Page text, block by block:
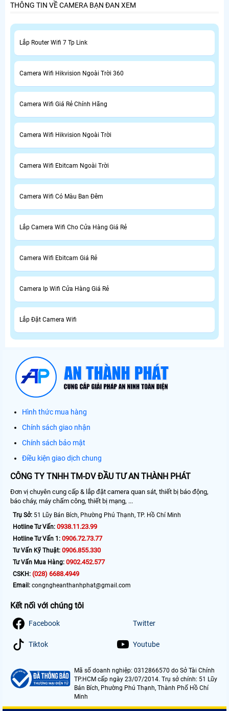
THÔNG TIN VỀ CAMERA BẠN ĐAN XEM
Lắp Router Wifi 7 Tp Link
Camera Wifi Hikvision Ngoài Trời 360
Camera Wifi Giá Rẻ Chính Hãng
Camera Wifi Hikvision Ngoài Trời
Camera Wifi Ebitcam Ngoài Trời
Camera Wifi Có Màu Ban Đêm
Lắp Camera Wifi Cho Cửa Hàng Giá Rẻ
Camera Wifi Ebitcam Giá Rẻ
Camera Ip Wifi Cửa Hàng Giá Rẻ
Lắp Đặt Camera Wifi
Hình thức mua hàng
Chính sách giao nhận
Chính sách bảo mật
Điều kiện giao dịch chung
CÔNG TY TNHH TM-DV ĐẦU TƯ AN THÀNH PHÁT
Đơn vị chuyên cung cấp & lắp đặt camera quan sát, thiết bị báo động,
báo cháy, máy chấm công, thiết bị mạng, ...
Trụ Sở: 51 Lũy Bán Bích, Phường Phú Thạnh, TP. Hồ Chí Minh
Hotline Tư Vấn: 0938.11.23.99
Hotline Tư Vấn 1: 0906.72.73.77
Tư Vấn Kỹ Thuật: 0906.855.330
Tư Vấn Mua Hàng: 0902.452.577
CSKH: (028) 6688.4949
Email: congngheanthanhphat@gmail.com
Kết nối với chúng tôi
Facebook Twitter
Tiktok Youtube
Mã số doanh nghiệp: 0312866570 do Sở Tài Chính
TP.HCM cấp ngày 23/07/2014. Trụ sở chính: 51 Lũy
Bán Bích, Phường Phú Thạnh, Thành Phố Hồ Chí
Minh